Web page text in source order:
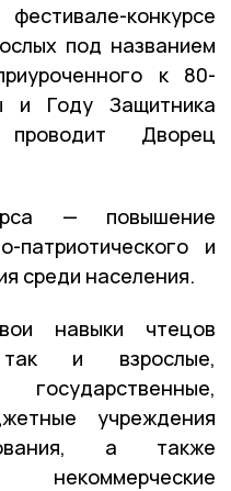
конкурсе
под названием
к 80-
и Году Защитника
Дворец
— повышение
патриотического и
среди населения.
навыки чтецов
и взрослые,
учреждения
а также
некоммерческие